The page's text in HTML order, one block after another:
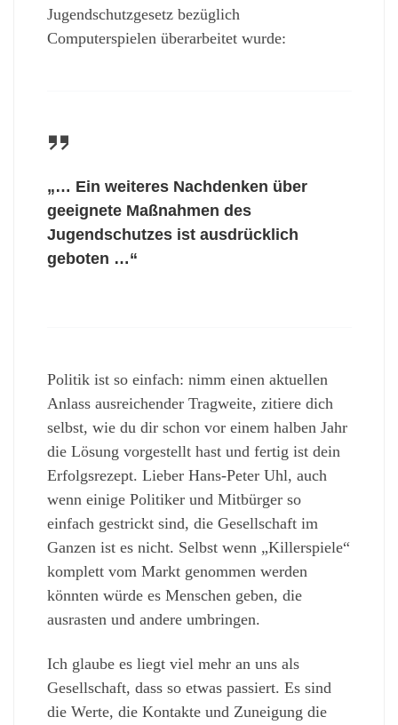
Jugendschutzgesetz bezüglich
Computerspielen überarbeitet wurde:
„… Ein weiteres Nachdenken über
geeignete Maßnahmen des
Jugendschutzes ist ausdrücklich
geboten …“
Politik ist so einfach: nimm einen aktuellen
Anlass ausreichender Tragweite, zitiere dich
selbst, wie du dir schon vor einem halben Jahr
die Lösung vorgestellt hast und fertig ist dein
Erfolgsrezept. Lieber Hans-Peter Uhl, auch
wenn einige Politiker und Mitbürger so
einfach gestrickt sind, die Gesellschaft im
Ganzen ist es nicht. Selbst wenn „Killerspiele“
komplett vom Markt genommen werden
könnten würde es Menschen geben, die
ausrasten und andere umbringen.
Ich glaube es liegt viel mehr an uns als
Gesellschaft, dass so etwas passiert. Es sind
die Werte, die Kontakte und Zuneigung die